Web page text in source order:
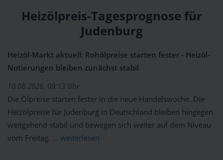
Heizölpreis-Tagesprognose für
Judenburg
Heizöl-Markt aktuell: Rohölpreise starten fester - Heizöl-
Notierungen bleiben zunächst stabil
10.08.2026, 09:13 Uhr
Die Ölpreise starten fester in die neue Handelswoche. Die
Heizölpreise für Judenburg in Deutschland bleiben hingegen
weitgehend stabil und bewegen sich weiter auf dem Niveau
vom Freitag. ... weiterlesen